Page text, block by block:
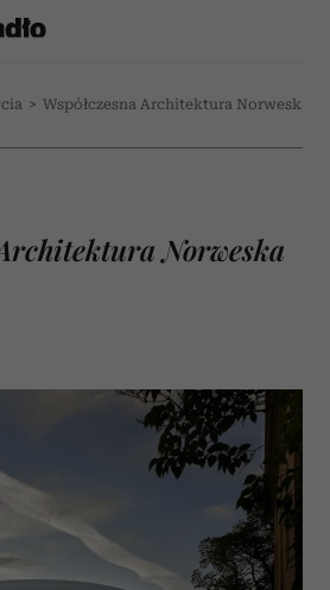
> Współczesna Architektura Norweska
Norweska